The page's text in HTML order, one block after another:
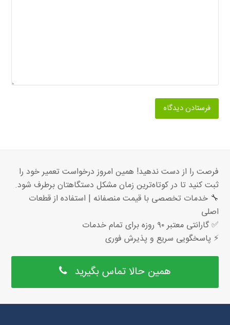
فرصت را از دست ندهید! همین امروز درخواست تعمیر خود را
ثبت کنید تا در کوتاه‌ترین زمان مشکل دستگاهتان برطرف شود.
🔧 خدمات تخصصی با قیمت منصفانه | استفاده از قطعات
اصلی
✅ گارانتی معتبر ۹۰ روزه برای تمام خدمات
⚡ پاسخگویی سریع و پذیرش فوری
همین حالا تماس بگیرید